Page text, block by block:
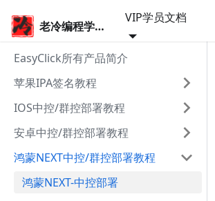
老冷编程学院
VIP学员文档
EasyClick所有产品简介
苹果IPA签名教程
IOS中控/群控部署教程
安卓中控/群控部署教程
鸿蒙NEXT中控/群控部署教程
鸿蒙NEXT-中控部署